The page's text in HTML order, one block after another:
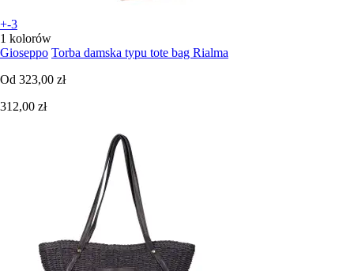
+-3
1 kolorów
Gioseppo Torba damska typu tote bag Rialma
Od 323,00 zł
312,00 zł